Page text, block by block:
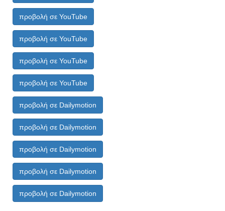
προβολή σε YouTube
προβολή σε YouTube
προβολή σε YouTube
προβολή σε YouTube
προβολή σε Dailymotion
προβολή σε Dailymotion
προβολή σε Dailymotion
προβολή σε Dailymotion
προβολή σε Dailymotion